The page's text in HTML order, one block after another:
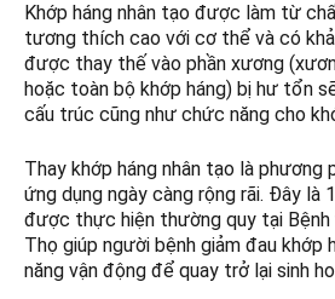
Khớp háng nhân tạo được làm từ
tương thích cao với cơ thể và có
được thay thế vào phần xương
hoặc toàn bộ khớp háng) bị hư tổn
cấu trúc cũng như chức năng cho
Thay khớp háng nhân tạo là phương
ứng dụng ngày càng rộng rãi. Đây là
được thực hiện thường quy tại Bệnh
Thọ giúp người bệnh giảm đau khớp
năng vận động để quay trở lại sinh